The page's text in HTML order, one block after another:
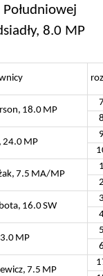
8.0 MP
18.0 MP
24.0 MP
7.5 MA/MP
16.0 SW
3.0 MP
7.5 MP